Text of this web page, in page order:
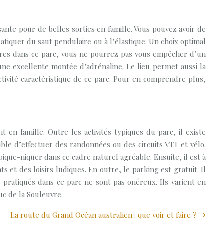
pour de belles sorties en famille. Vous pouvez avoir de
du saut pendulaire ou à l’élastique. Un choix optimal
dans ce parc, vous ne pourrez pas vous empêcher d’un
excellente montée d’adrénaline. Le lieu permet aussi la
caractéristique de ce parc. Pour en comprendre plus,
en famille. Outre les activités typiques du parc, il existe
d’effectuer des randonnées ou des circuits VTT et vélo.
niquer dans ce cadre naturel agréable. Ensuite, il est à
et des loisirs ludiques. En outre, le parking est gratuit. Il
dans ce parc ne sont pas onéreux. Ils varient en
de la Souleuvre.
La route du Grand Océan australien : que voir et faire ?